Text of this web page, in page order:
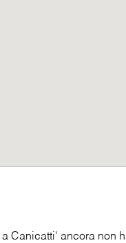
Canicatti' ancora non